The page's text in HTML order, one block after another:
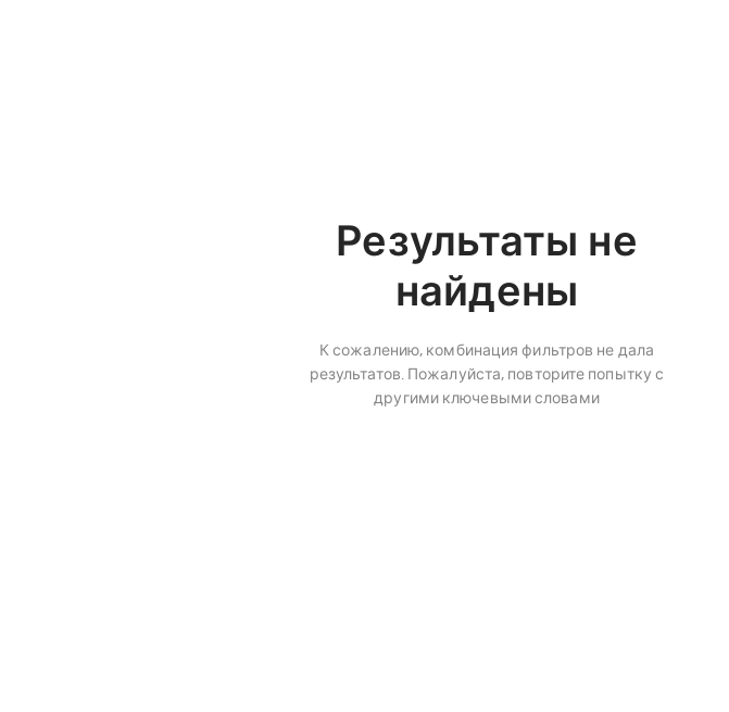
Результаты не
найдены
К сожалению, комбинация фильтров не дала
результатов. Пожалуйста, повторите попытку с
другими ключевыми словами